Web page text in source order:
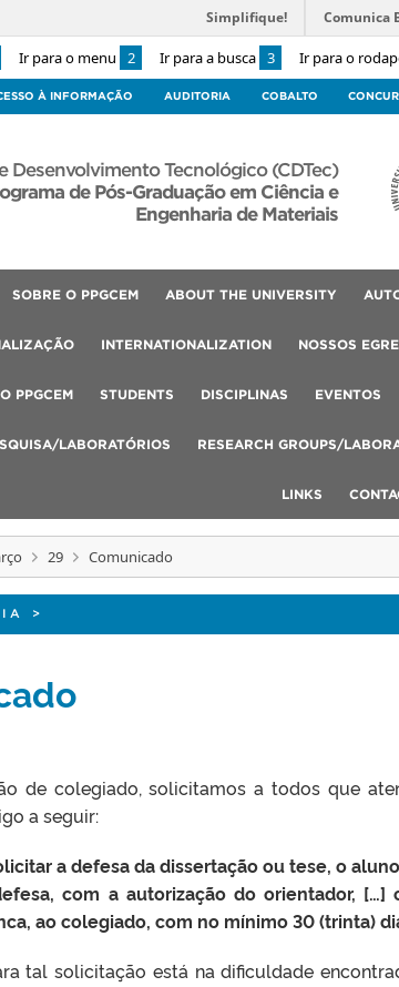
Ir para o menu 2 Ir para a busca 3 Ir para o
Simplifique! Comunica
À INFORMAÇÃO AUDITORIA COBALTO
Desenvolvimento Tecnológico (CDTec)
de Pós-Graduação em Ciência e
Engenharia de Materiais
SOBRE O PPGCEM ABOUT THE UNIVERSITY
INTERNATIONALIZATION NOSSOS
PPGCEM STUDENTS DISCIPLINAS EVENTOS
LABORATÓRIOS RESEARCH GROUPS/
LINKS
29 Comunicado
>
de colegiado, solicitamos a todos que
a seguir:
a defesa da dissertação ou tese, o
com a autorização do orientador,
ao colegiado, com no mínimo 30 (trinta)
tal solicitação está na dificuldade